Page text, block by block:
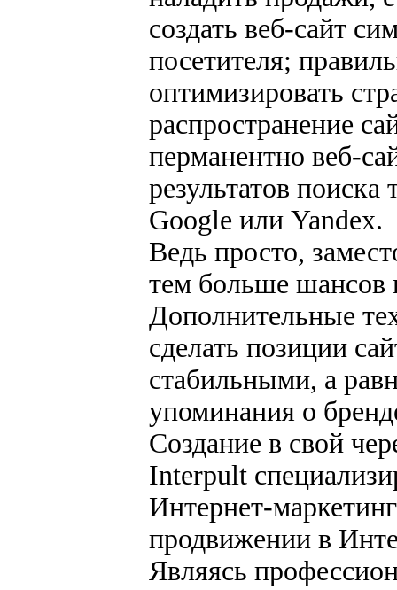
создать веб-сайт
посетителя;
оптимизировать
распространение
перманентно веб-
результатов
Google или Yandex.
Ведь просто,
тем больше шансов
Дополнительные
сделать позиции
стабильными, а
упоминания о
Создание в свой
Interpult
Интернет-
продвижении в
Являясь